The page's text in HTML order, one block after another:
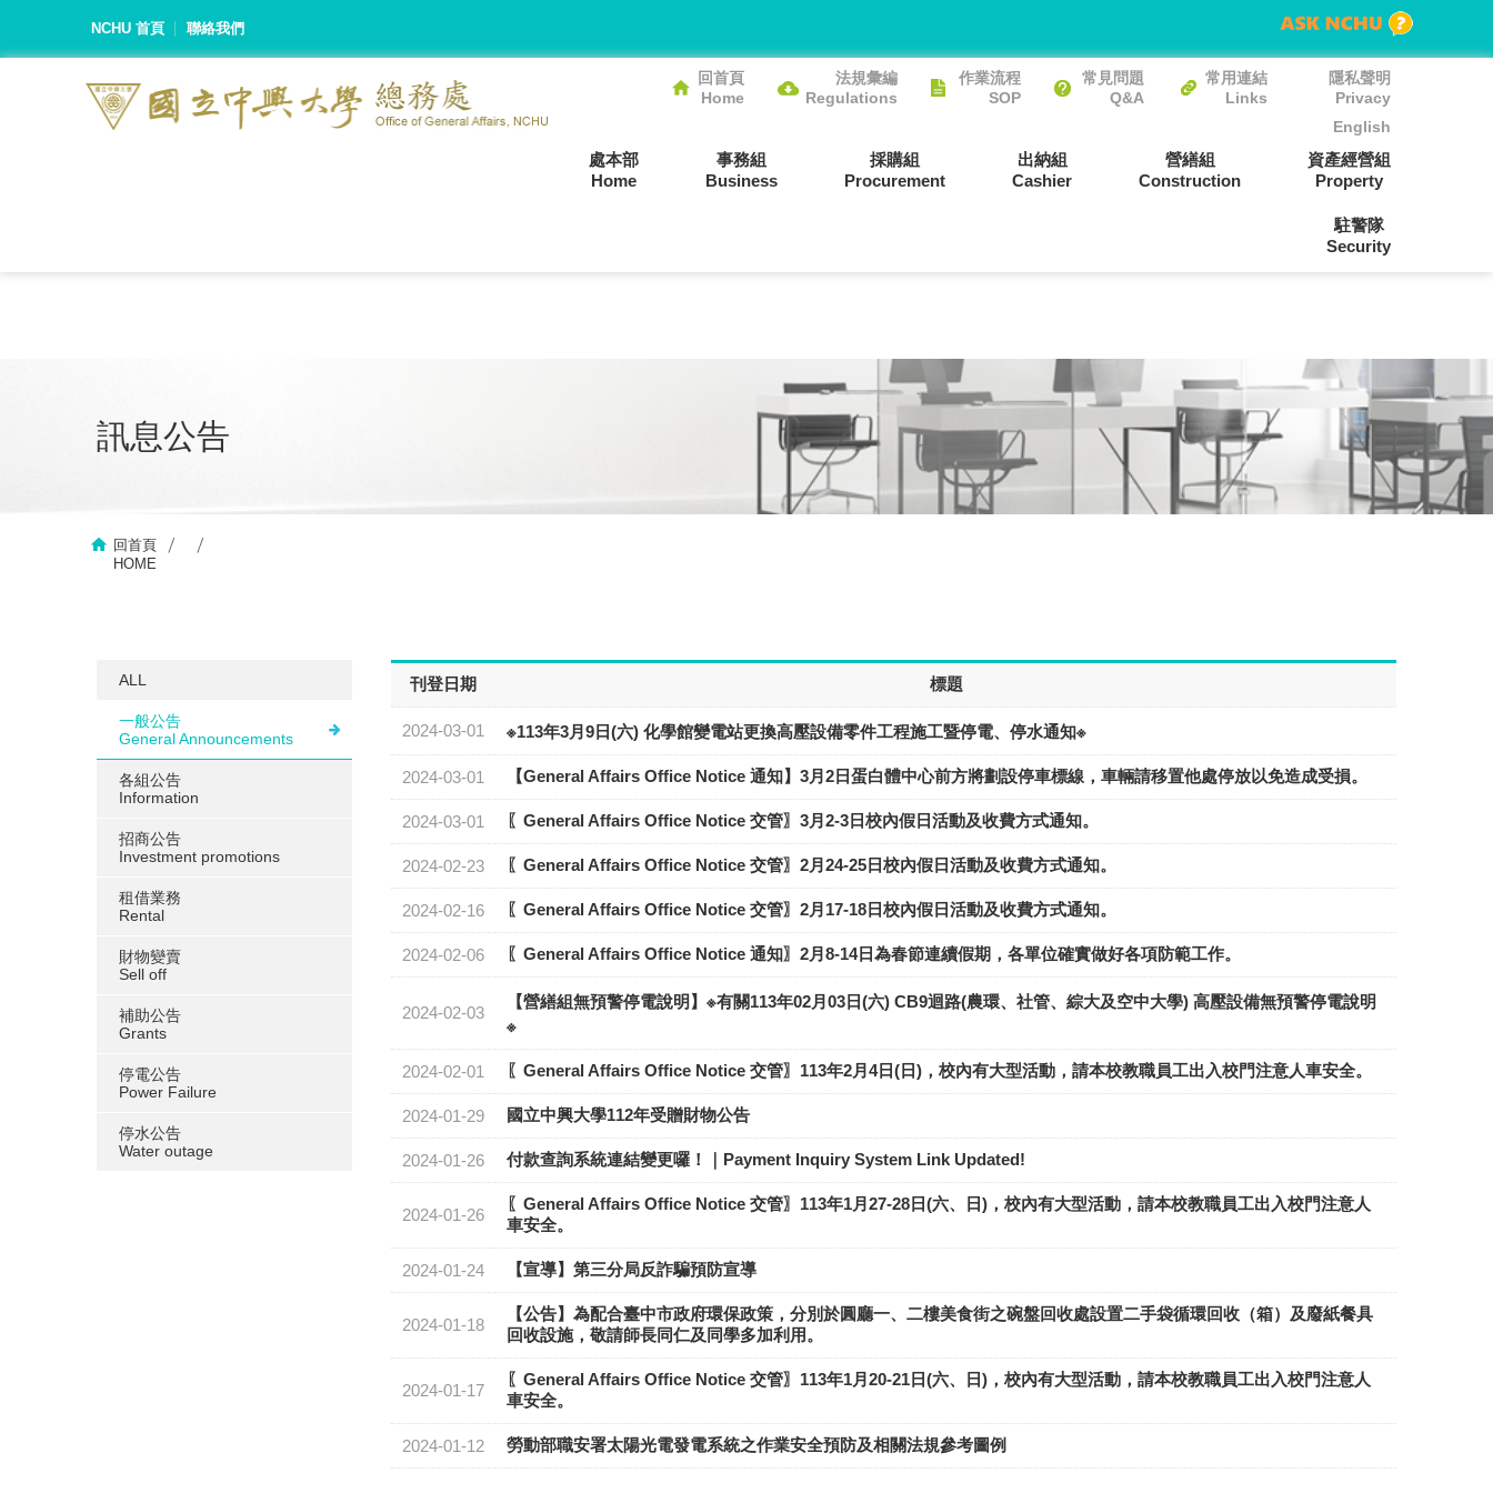
NCHU 首頁 聯絡我們
回首頁
Home
法規彙編
Regulations
作業流程
SOP
常見問題
Q&A
常用連結
Links
隱私聲明
Privacy
English
處本部
Home
事務組
Business
採購組
Procurement
出納組
Cashier
營繕組
Construction
資產經營組
Property
駐警隊
Security
訊息公告
回首頁
HOME
ALL
一般公告
General Announcements
各組公告
Information
招商公告
Investment promotions
租借業務
Rental
財物變賣
Sell ​​off
補助公告
Grants
停電公告
Power Failure
停水公告
Water outage
刊登日期 標題
2024-03-01 ※113年3月9日(六) 化學館變電站更換高壓設備零件工程施工暨停電、停水通知※
2024-03-01 【General Affairs Office Notice 通知】3月2日蛋白體中心前方將劃設停車標線，車輛請移置他處停放以免造成受損。
2024-03-01 〖General Affairs Office Notice 交管〗3月2-3日校內假日活動及收費方式通知。
2024-02-23 〖General Affairs Office Notice 交管〗2月24-25日校內假日活動及收費方式通知。
2024-02-16 〖General Affairs Office Notice 交管〗2月17-18日校內假日活動及收費方式通知。
2024-02-06 〖General Affairs Office Notice 通知〗2月8-14日為春節連續假期，各單位確實做好各項防範工作。
2024-02-03
【營繕組無預警停電說明】※有關113年02月03日(六) CB9迴路(農環、社管、綜大及空中大學) 高壓設備無預警停電說明
※
2024-02-01 〖General Affairs Office Notice 交管〗113年2月4日(日)，校內有大型活動，請本校教職員工出入校門注意人車安全。
2024-01-29 國立中興大學112年受贈財物公告
2024-01-26 付款查詢系統連結變更囉！｜Payment Inquiry System Link Updated!
2024-01-26
〖General Affairs Office Notice 交管〗113年1月27-28日(六、日)，校內有大型活動，請本校教職員工出入校門注意人
車安全。
2024-01-24 【宣導】​第三分局反詐騙預防宣導
2024-01-18
【公告】為配合臺中市政府環保政策，分別於圓廳一、二樓美食街之碗盤回收處設置二手袋循環回收（箱）及廢紙餐具
回收設施，敬請師長同仁及同學多加利用。
2024-01-17
〖General Affairs Office Notice 交管〗113年1月20-21日(六、日)，校內有大型活動，請本校教職員工出入校門注意人
車安全。
2024-01-12 ​勞動部職安署太陽光電發電系統之作業安全預防及相關法規參考圖例